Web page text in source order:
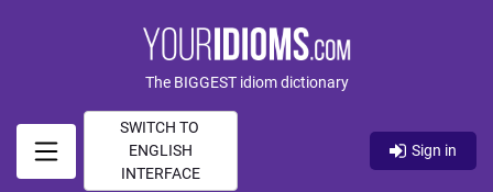
The BIGGEST idiom dictionary
SWITCH TO
ENGLISH
INTERFACE
Sign in